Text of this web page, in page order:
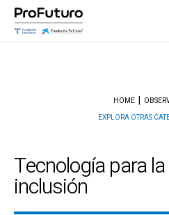
HOME
EXPLORA OTRAS
Tecnología para
inclusión